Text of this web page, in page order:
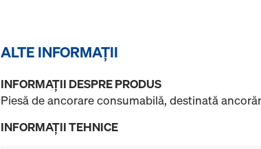
ALTE INFORMAŢII
INFORMAŢII DESPRE PRODUS
Piesă de ancorare consumabilă, destinată
INFORMAŢII TEHNICE